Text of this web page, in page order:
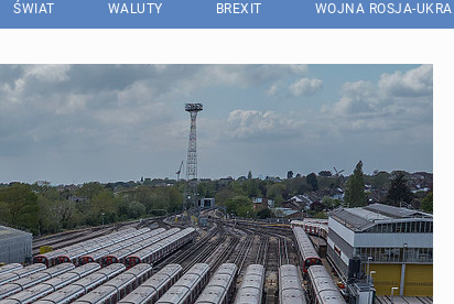
ŚWIAT WALUTY BREXIT WOJNA ROSJA-